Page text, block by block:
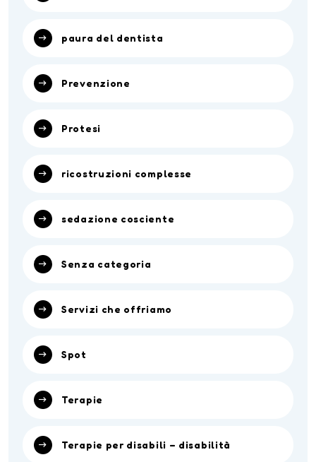
paura del dentista
Prevenzione
Protesi
ricostruzioni complesse
sedazione cosciente
Senza categoria
Servizi che offriamo
Spot
Terapie
Terapie per disabili – disabilità